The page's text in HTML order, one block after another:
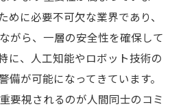
めに必要不可欠な業界であり、
がら、一層の安全性を確保して
に、人工知能やロボット技術の
備が可能になってきています。
要視されるのが人間同士のコミ